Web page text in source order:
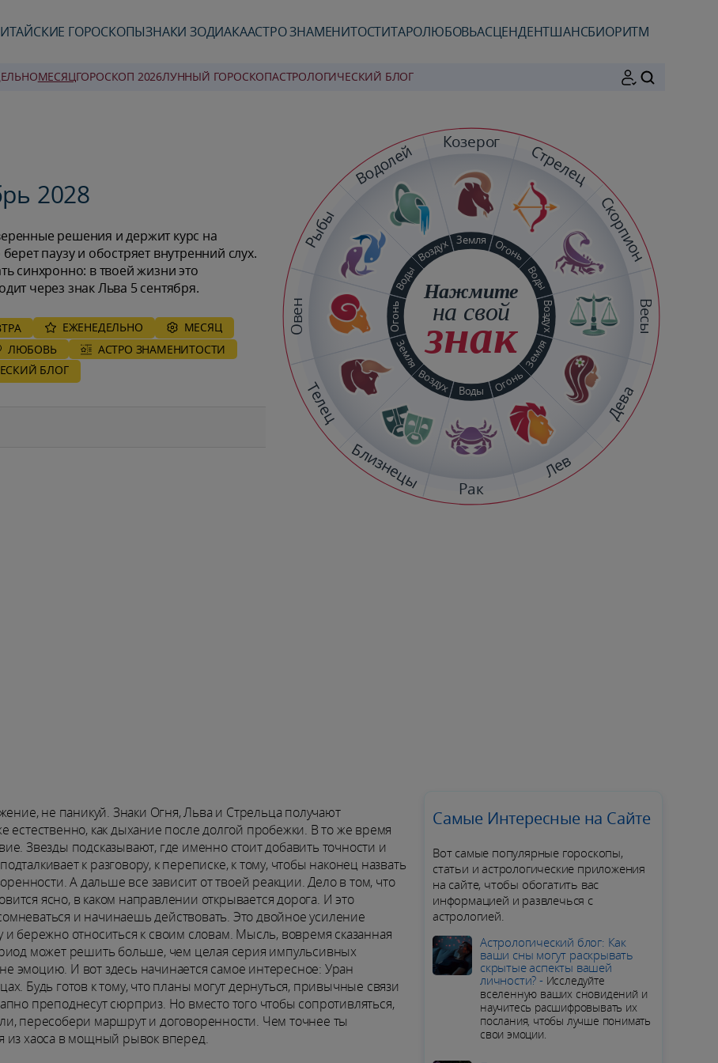
ГОРОСКОПЫЗНАКИ ЗОДИАКААСТРО ЗНАМЕНИТОСТИТАРОЛЮБОВЬАСЦЕНДЕНТШАНСБИОРИТМ
MЕСЯЦГОРОСКОП 2026ЛУННЫЙ ГОРОСКОПAСТРОЛОГИЧЕСКИЙ БЛОГ
2028
решения и держит курс на
паузу и обостряет внутренний слух.
синхронно: в твоей жизни это
через знак Льва 5 сентября.
ЕЖЕНЕДЕЛЬНО
MЕСЯЦ
ЛЮБОВЬ
АСТРО ЗНАМЕНИТОСТИ
БЛОГ
Овен
Телец
Близнецы Рак
Лев
Дева
Весы
Скорпион
Стрелец
Козерог
Водолей
Рыбы
Огонь
Земля
Воздух Воды Огонь
Земля
Воздух
Воды
Огонь
Земля
Воздух
Воды Нажмите
на свой
знак
не паникуй. Знаки Огня, Льва и Стрельца получают
естественно, как дыхание после долгой пробежки. В то же время
Звезды подсказывают, где именно стоит добавить точности и
к разговору, к переписке, к тому, чтобы наконец назвать
А дальше все зависит от твоей реакции. Дело в том, что
ясно, в каком направлении открывается дорога. И это
и начинаешь действовать. Это двойное усиление
бережно относиться к своим словам. Мысль, вовремя сказанная
может решить больше, чем целая серия импульсивных
И вот здесь начинается самое интересное: Уран
Будь готов к тому, что планы могут дернуться, привычные связи
преподнесут сюрприз. Но вместо того чтобы сопротивляться,
пересобери маршрут и договоренности. Чем точнее ты
из хаоса в мощный рывок вперед.
Самые Интересные на Сайте
Вот самые популярные гороскопы,
статьи и астрологические приложения
на сайте, чтобы обогатить вас
информацией и развлечься с
астрологией.
Aстрологический блог: Как
ваши сны могут раскрывать
скрытые аспекты вашей
личности? - Исследуйте
вселенную ваших сновидений и
научитесь расшифровывать их
послания, чтобы лучше понимать
свои эмоции.